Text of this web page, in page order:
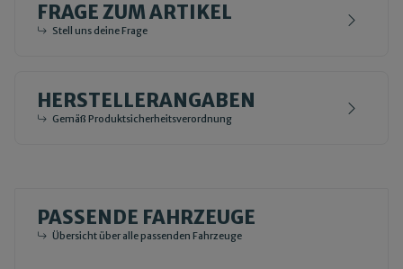
FRAGE ZUM ARTIKEL
Stell uns deine Frage
HERSTELLERANGABEN
Gemäß Produktsicherheitsverordnung
PASSENDE FAHRZEUGE
Übersicht über alle passenden Fahrzeuge